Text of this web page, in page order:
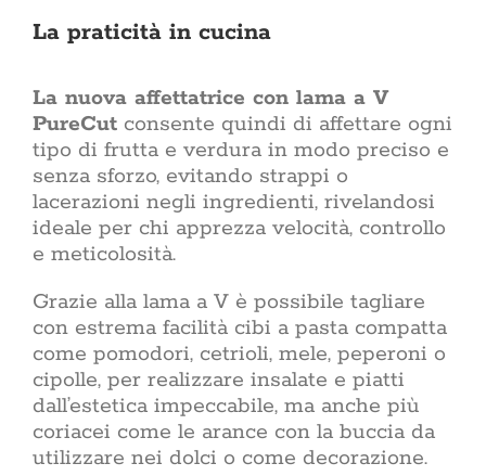
arreda,
le
e
La vetrina di Acasa
CERCA
PER:
La praticità in cucina
La nuova affettatrice con lama a V
PureCut consente quindi di affettare ogni
tipo di frutta e verdura in modo preciso e
senza sforzo, evitando strappi o
lacerazioni negli ingredienti, rivelandosi
ideale per chi apprezza velocità, controllo
e meticolosità.
Grazie alla lama a V è possibile tagliare
con estrema facilità cibi a pasta compatta
come pomodori, cetrioli, mele, peperoni o
cipolle, per realizzare insalate e piatti
dall’estetica impeccabile, ma anche più
coriacei come le arance con la buccia da
utilizzare nei dolci o come decorazione.